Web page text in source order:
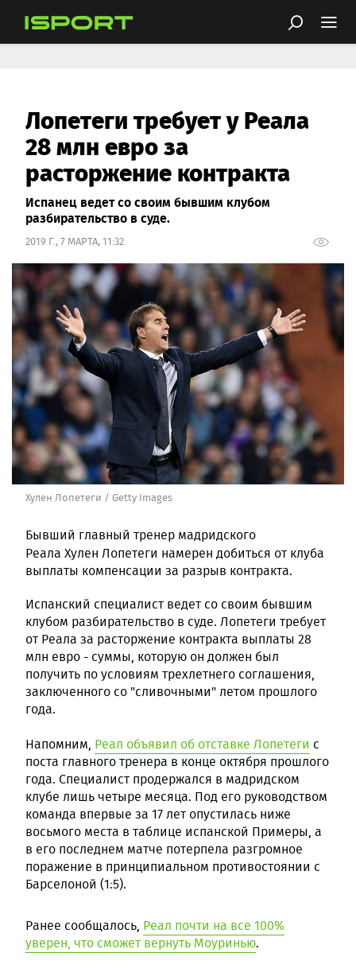
Лопетеги требует у Реала
28 млн евро за
расторжение контракта
Испанец ведет со своим бывшим клубом
разбирательство в суде.
2019 Г., 7 МАРТА, 11:32
Хулен Лопетеги / Getty Images
Бывший главный тренер мадридского
Реала Хулен Лопетеги намерен добиться от клуба
выплаты компенсации за разрыв контракта.
Испанский специалист ведет со своим бывшим
клубом разбирательство в суде. Лопетеги требует
от Реала за расторжение контракта выплаты 28
млн евро - суммы, которую он должен был
получить по условиям трехлетнего соглашения,
заключенного со "сливочными" летом прошлого
года.
Напомним, Реал объявил об отставке Лопетеги с
поста главного тренера в конце октября прошлого
года. Специалист продержался в мадридском
клубе лишь четыре месяца. Под его руководством
команда впервые за 17 лет опустилась ниже
восьмого места в таблице испанской Примеры, а
в его последнем матче потерпела разгромное
поражение в принципиальном противостоянии с
Барселоной (1:5).
Ранее сообщалось, Реал почти на все 100%
уверен, что сможет вернуть Моуринью.